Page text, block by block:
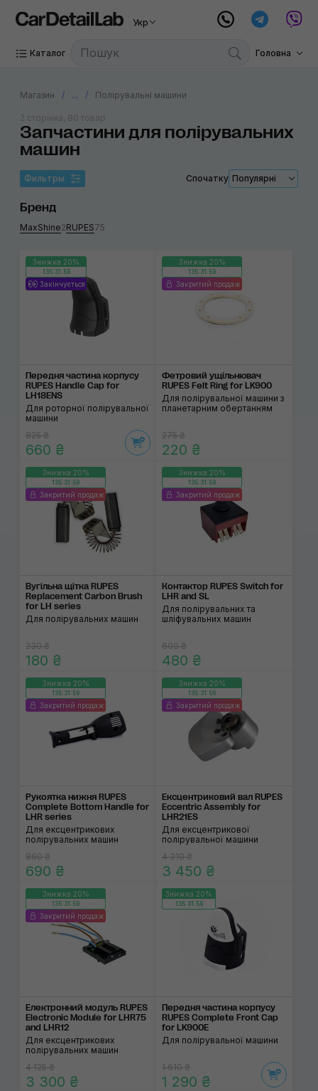
Укр
Каталог Головна
Магазин ... Полірувальні машини
Запчастини для полірувальних
машин
2 сторінка, 80 товар
Фильтры Спочатку Популярні
Бренд
MaxShine2RUPES75
Знижка 20%
135:31:59
Закінчується
Передня частина кор­пусу
RUPES Handle Cap for
LH18ENS
Для роторної полірувальної
машини
825 ₴
660 ₴
Знижка 20%
135:31:59
Закритий продаж
Фетровий ущільнювач
RUPES Felt Ring for LK900
Для полірувальної машини з
планетарним обертанням
275 ₴
220 ₴
Знижка 20%
135:31:59
Закритий продаж
Вугільна щітка RUPES
Replacement Carbon Brush
for LH series
Для полірувальних машин
230 ₴
180 ₴
Знижка 20%
135:31:59
Закритий продаж
Контактор RUPES Switch for
LHR and SL
Для полірувальних та
шліфувальних машин
600 ₴
480 ₴
Знижка 20%
135:31:59
Закритий продаж
Рукоятка нижня RUPES
Complete Bottom Handle for
LHR series
Для ексцентрикових
полірувальних машин
860 ₴
690 ₴
Знижка 20%
135:31:59
Закритий продаж
Ексцентриковий вал RUPES
Eccentric Assembly for
LHR21ES
Для ексцентрикової
полірувальної машини
4 310 ₴
3 450 ₴
Знижка 20%
135:31:59
Закритий продаж
Електронний модуль RUPES
Electronic Module for LHR75
and LHR12
Для ексцентрикових
полірувальних машин
4 125 ₴
3 300 ₴
Знижка 20%
135:31:59
Передня частина кор­пусу
RUPES Complete Front Cap
for LK900E
Для полірувальної машини
1 610 ₴
1 290 ₴